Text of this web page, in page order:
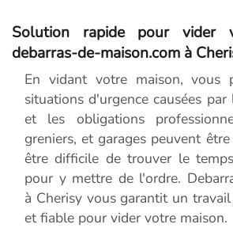
Solution rapide pour vider
debarras-de-maison.com à
En vidant votre maison, vous
situations d'urgence causées
et les obligations
greniers, et garages peuvent
être difficile de trouver le
pour y mettre de l'ordre.
à Cherisy vous garantit un
et fiable pour vider votre maison.